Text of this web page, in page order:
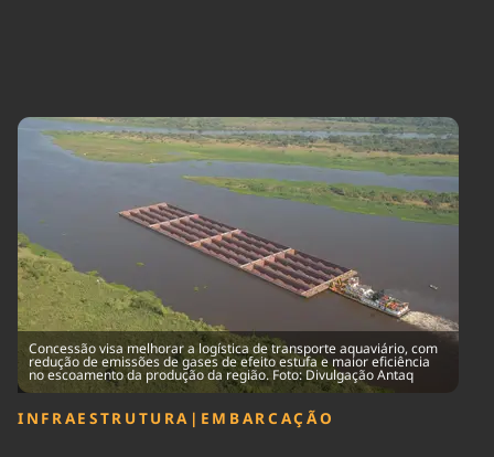
Agronegócios
Ciência &
Tecnologia
Cinema
Comportamento
Cultura
Economia
Educação
Infraestrutura
Internacional
Meio Ambiente
Podcast
Política
Tempo
Concessão visa melhorar a logística de transporte aquaviário, com
redução de emissões de gases de efeito estufa e maior eficiência
no escoamento da produção da região. Foto: Divulgação Antaq
INFRAESTRUTURA | EMBARCAÇÃO